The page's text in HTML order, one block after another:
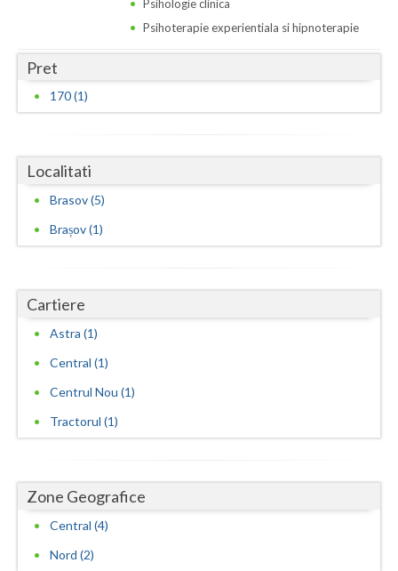
Psihologie clinica
Psihoterapie experientiala si hipnoterapie
Pret
170 (1)
Localitati
Brasov (5)
Brașov (1)
Cartiere
Astra (1)
Central (1)
Centrul Nou (1)
Tractorul (1)
Zone Geografice
Central (4)
Nord (2)